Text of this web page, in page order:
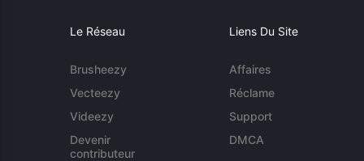
Le Réseau
Brusheezy
Vecteezy
Videezy
Devenir
contributeur
Liens Du Site
Affaires
Réclame
Support
DMCA